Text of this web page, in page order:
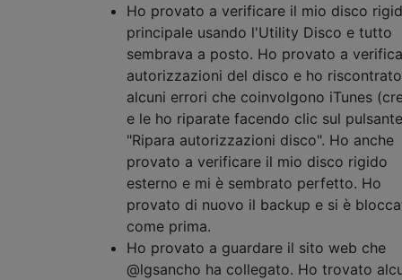
Ho provato a verificare il mio disco
principale usando l'Utility Disco e tutto
sembrava a posto. Ho provato a
autorizzazioni del disco e ho riscontrato
alcuni errori che coinvolgono iTunes
e le ho riparate facendo clic sul pulsante
"Ripara autorizzazioni disco". Ho anche
provato a verificare il mio disco rigido
esterno e mi è sembrato perfetto. Ho
provato di nuovo il backup e si è
come prima.
Ho provato a guardare il sito web che
@lgsancho ha collegato. Ho trovato